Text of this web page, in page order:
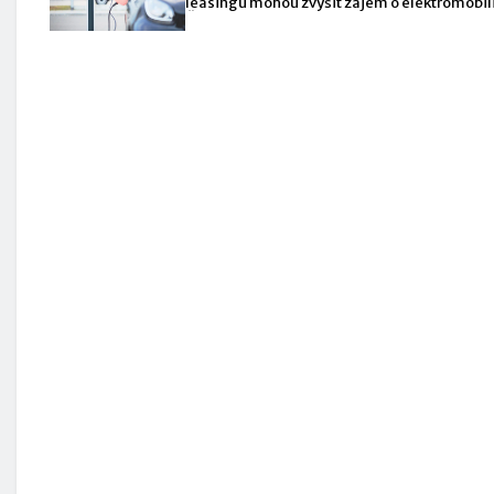
ČR několikanásobně a srovnat